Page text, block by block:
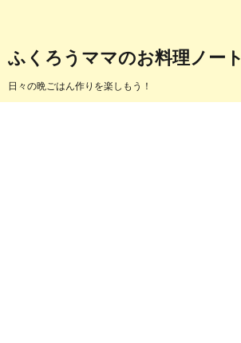
ふくろうママのお料理ノート
日々の晩ごはん作りを楽しもう！